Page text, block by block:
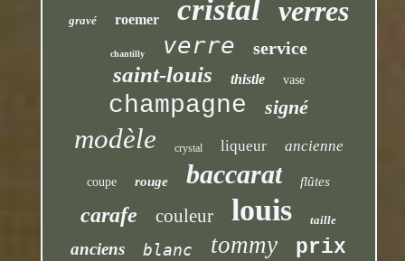
gravé roemer cristal verres
chantilly verre service
saint-louis thistle vase
champagne signé
modèle crystal liqueur ancienne
coupe rouge baccarat flûtes
carafe couleur louis taille
anciens blanc tommy prix